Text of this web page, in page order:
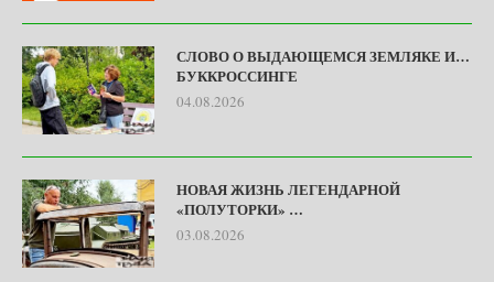
СЛОВО О ВЫДАЮЩЕМСЯ ЗЕМЛЯКЕ И…
БУККРОССИНГЕ
04.08.2026
НОВАЯ ЖИЗНЬ ЛЕГЕНДАРНОЙ
«ПОЛУТОРКИ» …
03.08.2026